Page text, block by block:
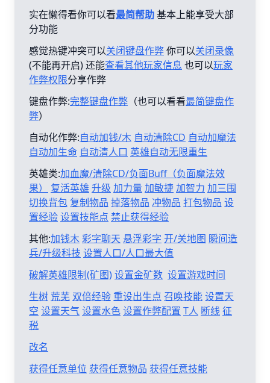
实在懒得看你可以看最简帮助基本上能享受大部
分功能
感觉热键冲突可以关闭键盘作弊你可以关闭录像
(不能再开启) 还能查看其他玩家信息 也可以玩家
作弊权限分享作弊
键盘作弊:完整键盘作弊 （也可以看看最简键盘作
弊）
自动化作弊:自动加钱/木 自动清除CD 自动加魔法
自动加生命 自动清人口 英雄自动无限重生
英雄类:加血魔/清除CD/负面Buff（负面魔法效
果）
复活英雄 升级 加力量 加敏捷加智力 加三围
切换背包 复制物品 掉落物品 冲物品 打包物品 设
置经验设置技能点 禁止获得经验
其他:加钱木彩字聊天 悬浮彩字 开/关地图 瞬间造
兵/升级科技 设置人口/人口最大值
破解英雄限制(矿图)设置金矿数 设置游戏时间
生树 荒芜 双倍经验 重设出生点 召唤技能设置天
空 设置天气设置水色设置作弊配置 T人 断线征
税
改名
获得任意单位 获得任意物品 获得任意技能